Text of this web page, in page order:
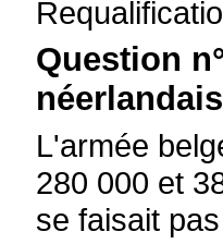
Question
L'armée
280 000 et
se faisait